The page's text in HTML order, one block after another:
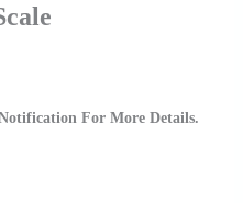
For More Details.